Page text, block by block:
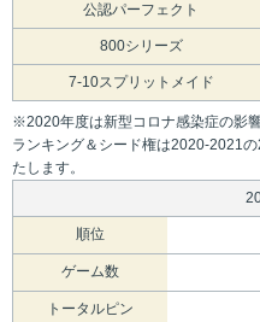
公認パーフェクト
800シリーズ
7-10スプリットメイド
※2020年度は新型コロナ感染症の影
ランキング＆シード権は2020-2021
たします。
順位
ゲーム数
トータルピン